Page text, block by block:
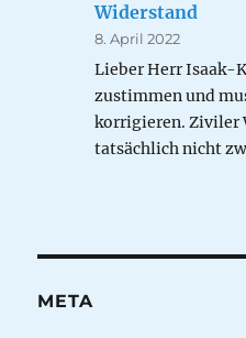
Widerstand
8. April 2022
Lieber Herr Isaak-
zustimmen und
korrigieren. Ziviler
tatsächlich nicht
META